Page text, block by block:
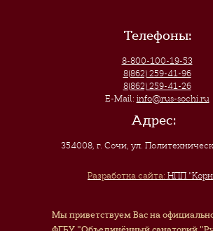
Телефоны:
8-800-100-19-53
8(862) 259-41-96
8(862) 259-41-26
E-Mail: info@rus-sochi.ru
Адрес:
354008, г. Сочи,ул.
Разработка сайта: НПП
Мы приветствуем Вас на